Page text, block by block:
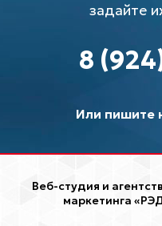
задайте
8
Или пишите
Веб-студия и
маркетинга